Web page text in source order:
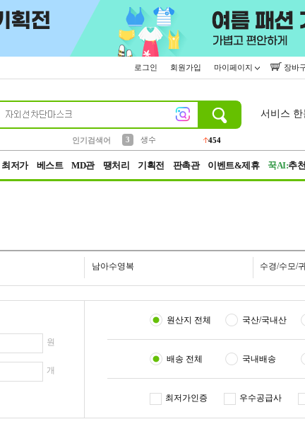
로그인 회원가입 마이페이지 장바
인기검색어
4
등산
152
서비스 한
최저가 베스트 MD관 땡처리 기획전 판촉관 이벤트&제휴 꾹AI:추천
남아수영복 수경/수모/
원
개
원산지 전체 국산/국내산
배송 전체 국내배송
최저가인증 우수공급사